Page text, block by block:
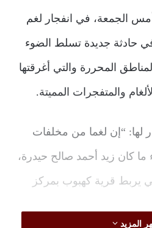
الجمعة، في انفجار لغم
حادثة جديدة تسلط الضوء
المحررة والتي أغرقتها
والمتفجرات المميتة.
لها: “إن لغما من مخلفات
ما كان زيد أحمد صالح حيدرة،
يربط قرية كهبوب بمركز
المزيد